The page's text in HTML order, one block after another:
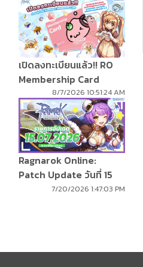
เปิดลงทะเบียนแล้ว!! RO
Membership Card
8/7/2026 10:51:24 AM
Ragnarok Online:
Patch Update วันที่ 15
กรกฎาคม 2569
7/20/2026 1:47:03 PM